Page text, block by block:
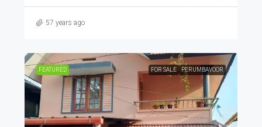
57 years ago
FEATURED FOR SALE PERUMBAVOOR